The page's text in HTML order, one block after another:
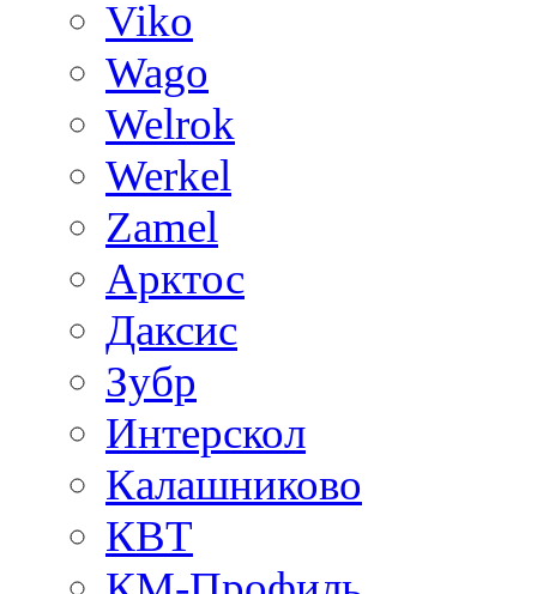
Viko
Wago
Welrok
Werkel
Zamel
Арктос
Даксис
Зубр
Интерскол
Калашниково
КВТ